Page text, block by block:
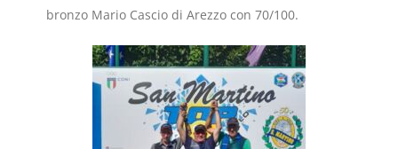
bronzo Mario Cascio di Arezzo con 70/100.